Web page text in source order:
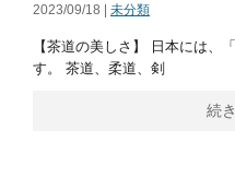
2023/09/18 | 未分類
【茶道の美しさ】 日本には、
す。 茶道、柔道、剣
続